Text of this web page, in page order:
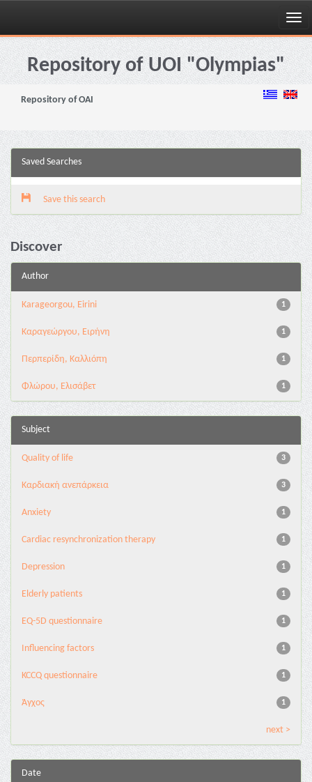
Skip
navigationRepository of UOI "Olympias"
Repository of OAI
Saved Searches
Save this search
Discover
Author
1
Karageorgou, Eirini
1
Καραγεώργου, Ειρήνη
1
Περπερίδη, Καλλιόπη
1
Φλώρου, Ελισάβετ
Subject
3
Quality of life
3
Καρδιακή ανεπάρκεια
1
Anxiety
1
Cardiac resynchronization therapy
1
Depression
1
Elderly patients
1
EQ-5D questionnaire
1
Influencing factors
1
KCCQ questionnaire
1
Άγχος
next >
Date